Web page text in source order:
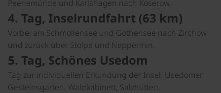
Peenemünde und Karlshagen nach Koserow.
4. Tag, Inselrundfahrt (63 km)
Vorbei am Schmollensee und Gothensee nach Zirchow
und zurück über Stolpe und Neppermin.
5. Tag, Schönes Usedom
Tag zur individuellen Erkundung der Insel. Usedomer
Gesteinsgarten, Waldkabinett, Salzhütten,